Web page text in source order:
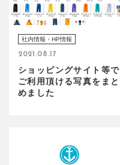
社内情報・HP情報
2021.08.17
ショッピングサイト等で
ご利用頂ける写真をまと
めました